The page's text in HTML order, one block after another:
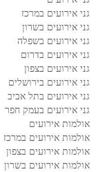
גני אירועים במרכז
גני אירועים בשרון
גני אירועים בשפלה
גני אירועים בדרום
גני אירועים בצפון
גני אירועים בירושלים
גני אירועים בתל אביב
גני אירועים בעמק חפר
אולמות אירועים
אולמות אירועים במרכז
אולמות אירועים בצפון
אולמות אירועים בשרון